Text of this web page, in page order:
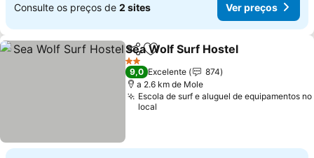
Consulte os preços de 2 sites Ver preços
PartilharAdicionar aos favoritos
Sea Wolf Surf Hostel
2 Estrelas
9,0 Excelente
874
a 2.6 km de Mole
Escola de surf e aluguel de equipamentos no
local